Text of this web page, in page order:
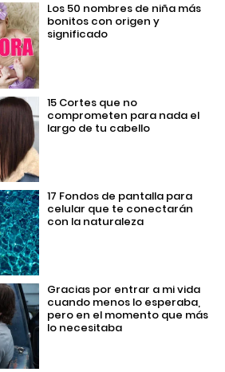
Los 50 nombres de niña más
bonitos con origen y
significado
15 Cortes que no
comprometen para nada el
largo de tu cabello
17 Fondos de pantalla para
celular que te conectarán
con la naturaleza
Gracias por entrar a mi vida
cuando menos lo esperaba,
pero en el momento que más
lo necesitaba